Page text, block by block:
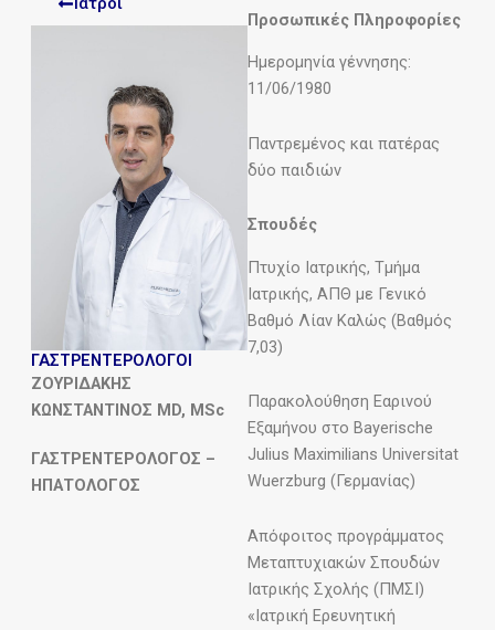
ΓΑΣΤΡΕΝΤΕΡΟΛΟΓΟΙ
ΖΟΥΡΙΔΑΚΗΣ
ΚΩΝΣΤΑΝΤΙΝΟΣ MD, MSc
ΓΑΣΤΡΕΝΤΕΡΟΛΟΓΟΣ –
ΗΠΑΤΟΛΟΓΟΣ
Προσωπικές Πληροφορίες
Ημερομηνία γέννησης:
11/06/1980
Παντρεμένος και πατέρας
δύο παιδιών
Σπουδές
Πτυχίο Ιατρικής, Τμήμα
Ιατρικής, ΑΠΘ με Γενικό
Βαθμό Λίαν Καλώς (Βαθμός
7,03)
Παρακολούθηση Εαρινού
Εξαμήνου στο Bayerische
Julius Maximilians Universitat
Wuerzburg (Γερμανίας)
Απόφοιτος προγράμματος
Μεταπτυχιακών Σπουδών
Ιατρικής Σχολής (ΠΜΣΙ)
«Ιατρική Ερευνητική